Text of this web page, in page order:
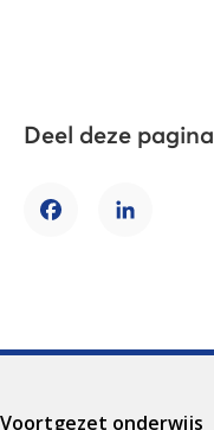
Deel deze pagina
FacebookLinkedIn
Voortgezet onderwijs